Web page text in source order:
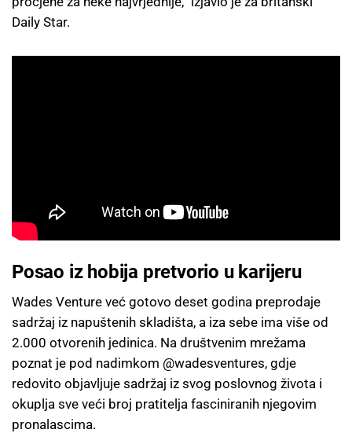
Daily Star.
Posao iz hobija pretvorio u karijeru
Wades Venture već gotovo deset godina preprodaje
sadržaj iz napuštenih skladišta, a iza sebe ima više od
2.000 otvorenih jedinica. Na društvenim mrežama
poznat je pod nadimkom @wadesventures, gdje
redovito objavljuje sadržaj iz svog poslovnog života i
okuplja sve veći broj pratitelja fasciniranih njegovim
pronalascima.